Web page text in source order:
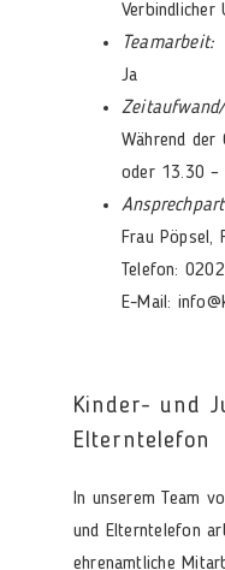
Verbindlicher
Teamarbeit:
Ja
Während
oder 13.30 –
Frau Pöpsel,
Telefon:
E-Mail:
Kinder- und
Elterntelefon
In unserem Team
und Elterntelefon
ehrenamtliche